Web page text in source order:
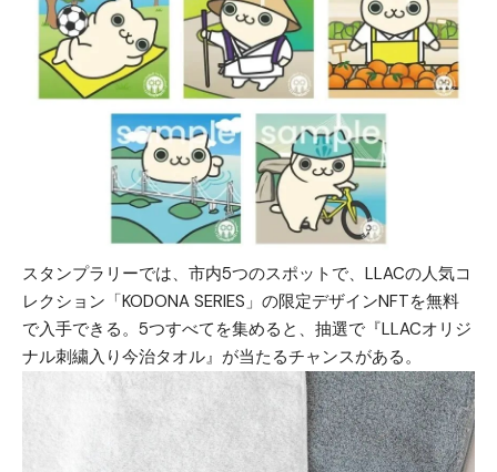
スタンプラリーでは、市内5つのスポットで、LLACの人気コ
レクション「KODONA SERIES」の限定デザインNFTを無料
で入手できる。5つすべてを集めると、抽選で『LLACオリジ
ナル刺繍入り今治タオル』が当たるチャンスがある。